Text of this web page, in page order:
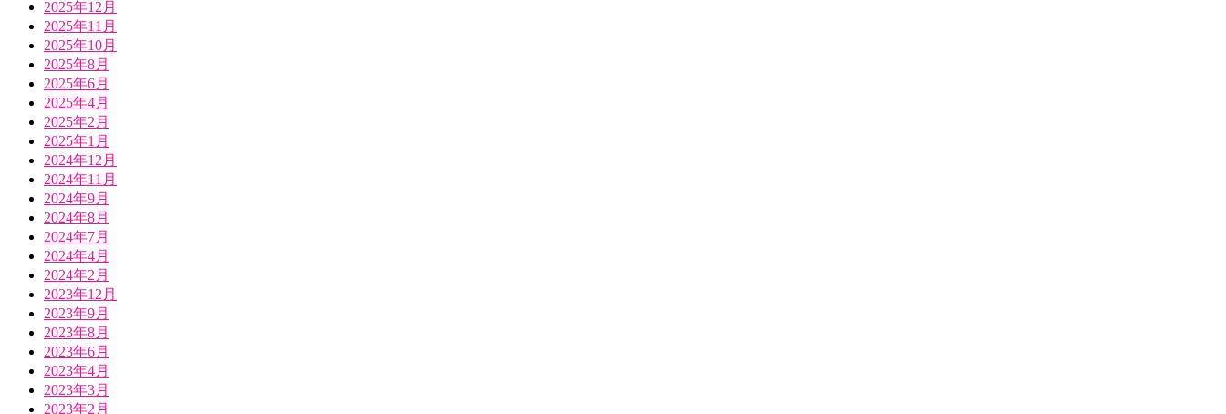
2025年12月
2025年11月
2025年10月
2025年8月
2025年6月
2025年4月
2025年2月
2025年1月
2024年12月
2024年11月
2024年9月
2024年8月
2024年7月
2024年4月
2024年2月
2023年12月
2023年9月
2023年8月
2023年6月
2023年4月
2023年3月
2023年2月